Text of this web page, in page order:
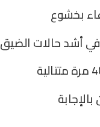
بخشوع
أشد حالات الضيق